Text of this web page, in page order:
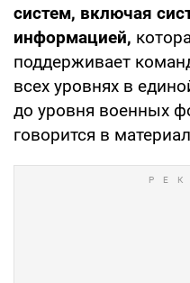
систем, включая
информацией,
поддерживает
всех уровнях в
до уровня военных
говорится в